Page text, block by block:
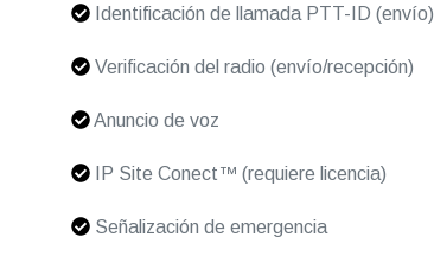
Identificación de llamada PTT-ID (envío)
Verificación del radio (envío/recepción)
Anuncio de voz
IP Site Conect™ (requiere licencia)
Señalización de emergencia